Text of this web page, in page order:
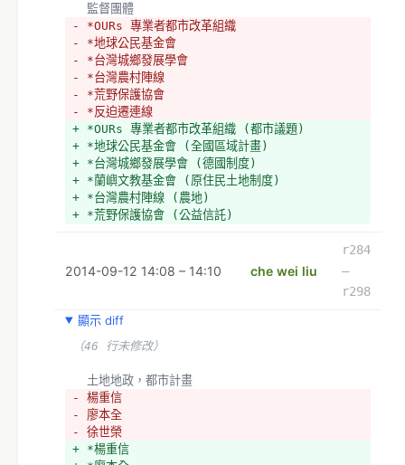
  監督團體
- *OURs 專業者都市改革組織
- *地球公民基金會
- *台灣城鄉發展學會
- *台灣農村陣線
- *荒野保護協會
- *反迫遷連線
+ *OURs 專業者都市改革組織 (都市議題)
+ *地球公民基金會 (全國區域計畫)
+ *台灣城鄉發展學會 (德國制度)
+ *蘭嶼文教基金會 (原住民土地制度)
+ *台灣農村陣線 (農地)
+ *荒野保護協會 (公益信託)
2014-09-12 14:08 – 14:10 che wei liu
r284
–
r298
顯示 diff
（46 行未修改）
  土地地政，都市計畫
- 楊重信
- 廖本全
- 徐世榮
+ *楊重信